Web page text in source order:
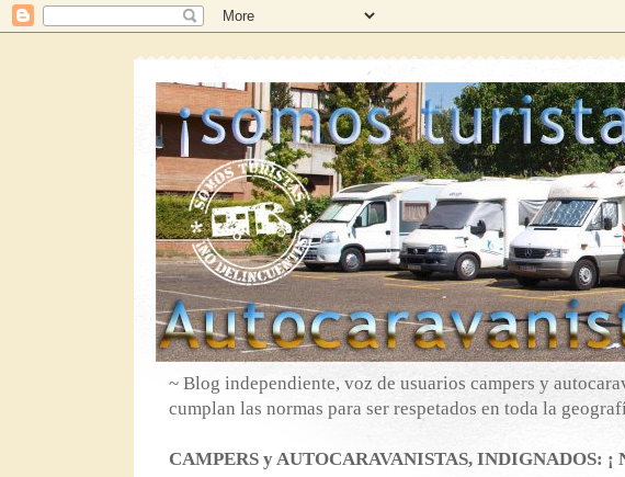
~ Blog independiente, voz de usuarios campers y
cumplan las normas para ser respetados en toda la
CAMPERS y AUTOCARAVANISTAS, INDIGNADOS: